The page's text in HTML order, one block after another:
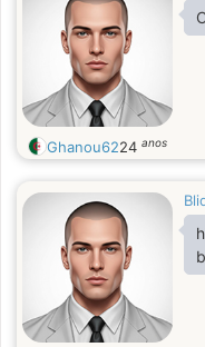
Ghanou6224 anos